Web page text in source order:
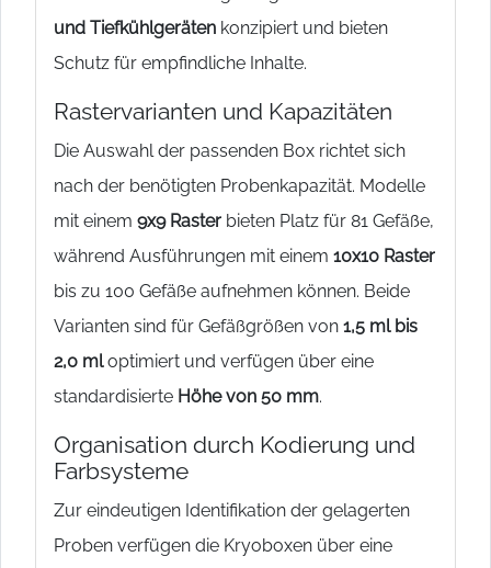
und Tiefkühlgeräten konzipiert und bieten
Schutz für empfindliche Inhalte.
Rastervarianten und Kapazitäten
Die Auswahl der passenden Box richtet sich
nach der benötigten Probenkapazität. Modelle
mit einem 9x9 Raster bieten Platz für 81 Gefäße,
während Ausführungen mit einem 10x10 Raster
bis zu 100 Gefäße aufnehmen können. Beide
Varianten sind für Gefäßgrößen von 1,5 ml bis
2,0 mloptimiert und verfügen über eine
standardisierte Höhe von 50 mm.
Organisation durch Kodierung und
Farbsysteme
Zur eindeutigen Identifikation der gelagerten
Proben verfügen die Kryoboxen über eine